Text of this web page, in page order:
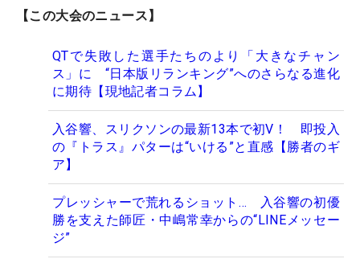
【この大会のニュース】
QTで失敗した選手たちのより「大きなチャン
ス」に “日本版リランキング”へのさらなる進化
に期待【現地記者コラム】
入谷響、スリクソンの最新13本で初V！ 即投入
の『トラス』パターは“いける”と直感【勝者のギ
ア】
プレッシャーで荒れるショット… 入谷響の初優
勝を支えた師匠・中嶋常幸からの“LINEメッセー
ジ”